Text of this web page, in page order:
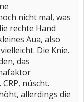
nicht mal, was
rechte Hand
Aua, also
Die Knie.
das
nüscht.
allerdings die